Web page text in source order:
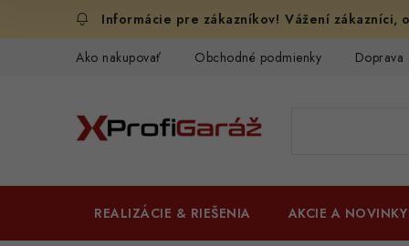
Vážení zákazníci,
Ako nakupovať Obchodné podmienky Doprava
REALIZÁCIE & RIEŠENIA AKCIE A NOVINKY